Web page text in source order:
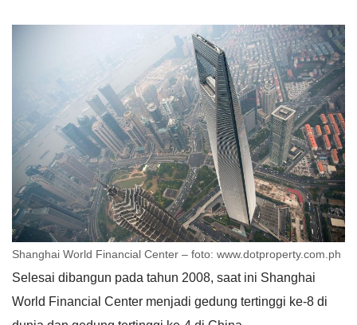
Shanghai World Financial Center – foto: www.dotproperty.com.ph
Selesai dibangun pada tahun 2008, saat ini Shanghai
World Financial Center menjadi gedung tertinggi ke-8 di